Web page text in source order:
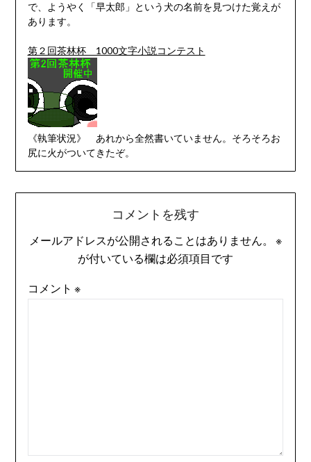
で、ようやく「早太郎」という犬の名前を見つけた覚えが
あります。
第２回茶林杯 1000文字小説コンテスト
《執筆状況》 あれから全然書いていません。そろそろお
尻に火がついてきたぞ。
コメントを残す
メールアドレスが公開されることはありません。
※
が付いている欄は必須項目です
コメント ※